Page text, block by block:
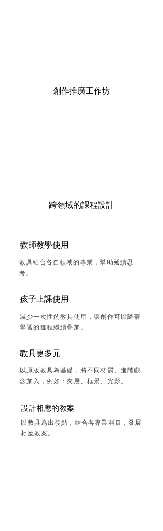
創作推廣工作坊
跨領域的課程設計
教師教學使用
教具結合各自領域的專業，幫助延續思
考。
孩子上課使用
減少一次性的教具使用，讓創作可以隨著
學習的進程繼續疊加。
​教具更多元
以原版教具為基礎，將不同材質、進階觀
念加入，例如：夾層、框景、光影。
設計相應的教案
以教具為出發點，結合各專業科目，發展
相應教案。